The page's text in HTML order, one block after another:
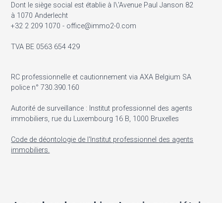
Dont le siège social est établie à l\'Avenue Paul Janson 82
à 1070 Anderlecht
+32 2 209 1070 - office@immo2-0.com
TVA BE 0563 654 429
RC professionnelle et cautionnement via AXA Belgium SA
police n° 730.390.160
Autorité de surveillance : Institut professionnel des agents
immobiliers, rue du Luxembourg 16 B, 1000 Bruxelles
Code de déontologie de l'Institut professionnel des agents
immobiliers.